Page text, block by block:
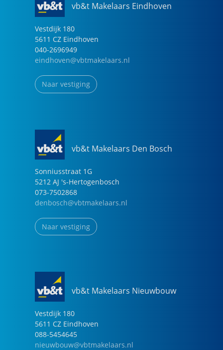
vb&t Makelaars Eindhoven
Vestdijk 180
5611 CZ Eindhoven
040-2696949
eindhoven@vbtmakelaars.nl
Naar vestiging
vb&t Makelaars Den Bosch
Sonniusstraat 1G
5212 AJ 's-Hertogenbosch
073-7502868
denbosch@vbtmakelaars.nl
Naar vestiging
vb&t Makelaars Nieuwbouw
Vestdijk 180
5611 CZ Eindhoven
088-5454645
nieuwbouw@vbtmakelaars.nl